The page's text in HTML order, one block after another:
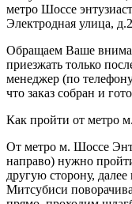
метро Шоссе
Электродная улица,
Обращаем Ваше
приезжать только
менеджер (по
что заказ собран и
Как пройти от метро
От метро м. Шоссе
направо) нужно
другую сторону,
Митсубиси